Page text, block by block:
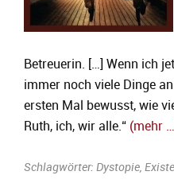
Betreuerin. […] Wenn ich
immer noch viele Dinge
ersten Mal bewusst, wie
Ruth, ich, wir alle.“ (mehr
Schlagwörter: Dystopie,